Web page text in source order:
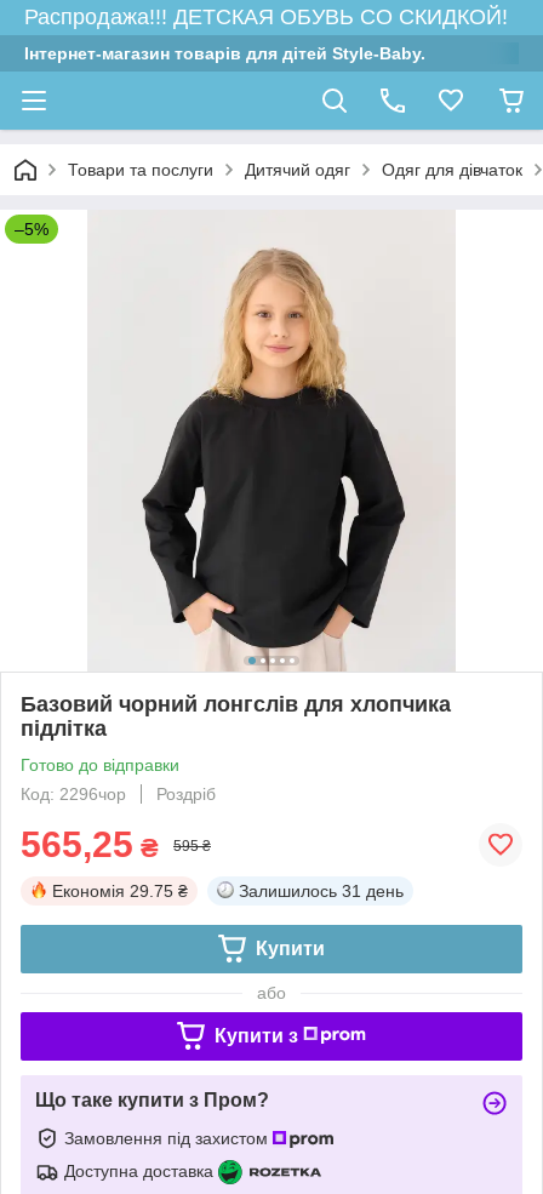
Распродажа!!! ДЕТСКАЯ ОБУВЬ СО СКИДКОЙ!
Інтернет-магазин товарів для дітей Style-Baby.
Товари та послуги Дитячий одяг Одяг для дівчаток
–5%
Базовий чорний лонгслів для хлопчика
підлітка
Готово до відправки
Код: 2296чор
Роздріб
565,25 ₴ 595 ₴
Економія 29.75 ₴ Залишилось 31 день
Купити
або
Купити з
Що таке купити з Пром?
Замовлення під захистом
Доступна доставка